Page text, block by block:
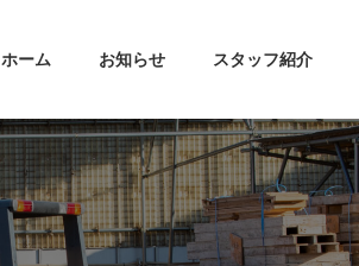
ホーム お知らせ スタッフ紹介